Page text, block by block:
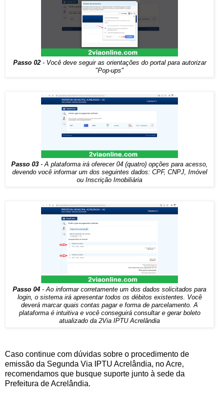
Passo 02- Você deve seguir as orientações do portal para autorizar
"Pop-ups"
Passo 03 - A plataforma irá oferecer 04 (quatro) opções para acesso,
devendo você informar um dos seguintes dados: CPF, CNPJ, Imóvel
ou Inscrição Imobiliária
Passo 04 - Ao informar corretamente um dos dados solicitados para
login, o sistema irá apresentar todos os débitos existentes. Você
deverá marcar quais contas pagar e forma de parcelamento. A
plataforma é intuitiva e você conseguirá consultar e gerar boleto
atualizado da 2Via IPTU Acrelândia
Caso continue com dúvidas sobre o procedimento de
emissão da Segunda Via IPTU Acrelândia, no Acre,
recomendamos que busque suporte junto à sede da
Prefeitura de Acrelândia.